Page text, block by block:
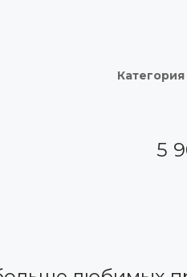
Категория
5